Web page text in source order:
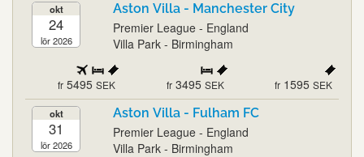
okt
24
lör 2026
Aston Villa - Manchester City
Premier League - England
Villa Park - Birmingham
fr 5495 SEK fr 3495 SEK fr 1595 SEK
okt
31
lör 2026
Aston Villa - Fulham FC
Premier League - England
Villa Park - Birmingham